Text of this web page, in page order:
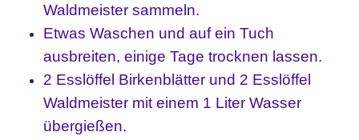
Waldmeister sammeln.
Etwas Waschen und auf ein Tuch
ausbreiten, einige Tage trocknen lassen.
2 Esslöffel Birkenblätter und 2 Esslöffel
Waldmeister mit einem 1 Liter Wasser
übergießen.